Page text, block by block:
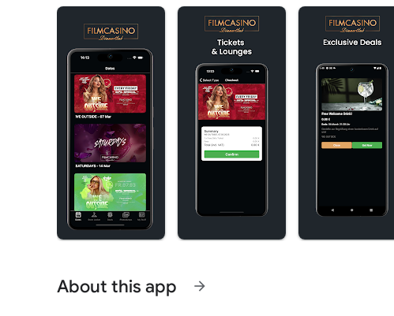
About this app arrow_forward